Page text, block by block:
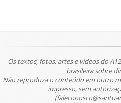
Os textos, fotos, artes e vídeos do
brasileira sobre
Não reproduza o conteúdo em outro
impresso, sem